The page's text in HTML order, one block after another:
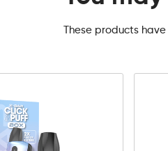
These products